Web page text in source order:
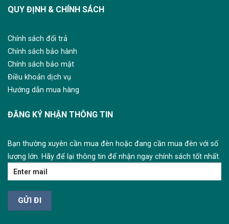
QUY ĐỊNH & CHÍNH SÁCH
Chính sách đổi trả
Chính sách bảo hành
Chính sách bảo mật
Điều khoản dịch vụ
Hướng dẫn mua hàng
ĐĂNG KÝ NHẬN THÔNG TIN
Bạn thường xuyên cần mua đèn hoặc đang cần mua đèn với số
lượng lớn. Hãy để lại thông tin để nhận ngay chính sách tốt nhất.